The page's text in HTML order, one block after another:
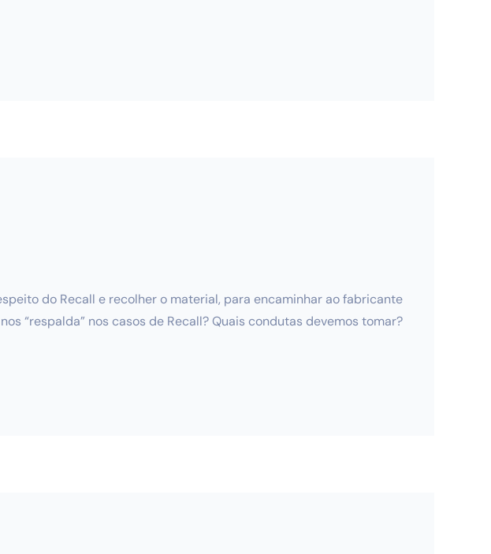
do Recall e recolher o material, para encaminhar ao fabricante
“respalda” nos casos de Recall? Quais condutas devemos tomar?